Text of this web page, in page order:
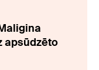
apsūdzēto